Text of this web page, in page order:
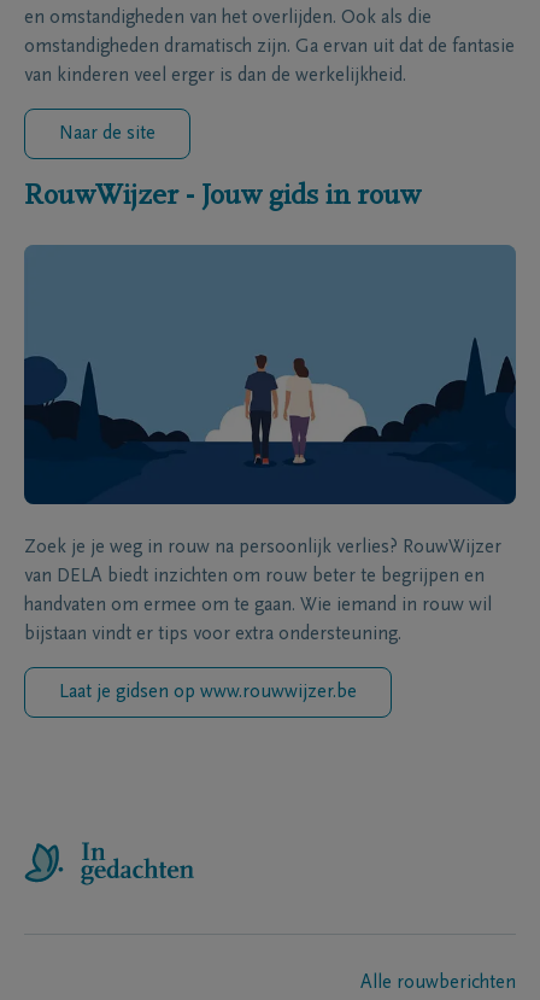
en omstandigheden van het overlijden. Ook als die
omstandigheden dramatisch zijn. Ga ervan uit dat de fantasie
van kinderen veel erger is dan de werkelijkheid.
Naar de site
RouwWijzer - Jouw gids in rouw
Zoek je je weg in rouw na persoonlijk verlies? RouwWijzer
van DELA biedt inzichten om rouw beter te begrijpen en
handvaten om ermee om te gaan. Wie iemand in rouw wil
bijstaan vindt er tips voor extra ondersteuning.
Laat je gidsen op www.rouwwijzer.be
Alle rouwberichten